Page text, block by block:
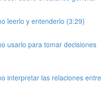
leerlo y entenderlo (3:29)
usarlo para tomar decisiones
interpretar las relaciones entre